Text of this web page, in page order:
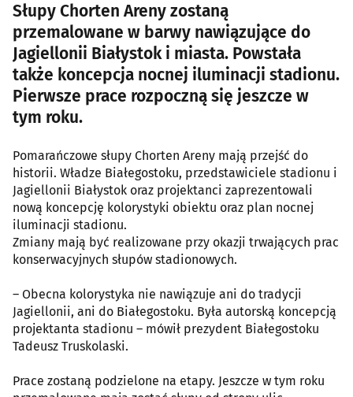
Słupy Chorten Areny zostaną
przemalowane w barwy nawiązujące do
Jagiellonii Białystok i miasta. Powstała
także koncepcja nocnej iluminacji stadionu.
Pierwsze prace rozpoczną się jeszcze w
tym roku.
Pomarańczowe słupy Chorten Areny mają przejść do
historii. Władze Białegostoku, przedstawiciele stadionu i
Jagiellonii Białystok oraz projektanci zaprezentowali
nową koncepcję kolorystyki obiektu oraz plan nocnej
iluminacji stadionu.
Zmiany mają być realizowane przy okazji trwających prac
konserwacyjnych słupów stadionowych.
– Obecna kolorystyka nie nawiązuje ani do tradycji
Jagiellonii, ani do Białegostoku. Była autorską koncepcją
projektanta stadionu – mówił prezydent Białegostoku
Tadeusz Truskolaski.
Prace zostaną podzielone na etapy. Jeszcze w tym roku